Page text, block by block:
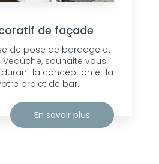
de façade
de pose de bardage et
souhaite vous
la conception et la
projet de bar...
En savoir plus